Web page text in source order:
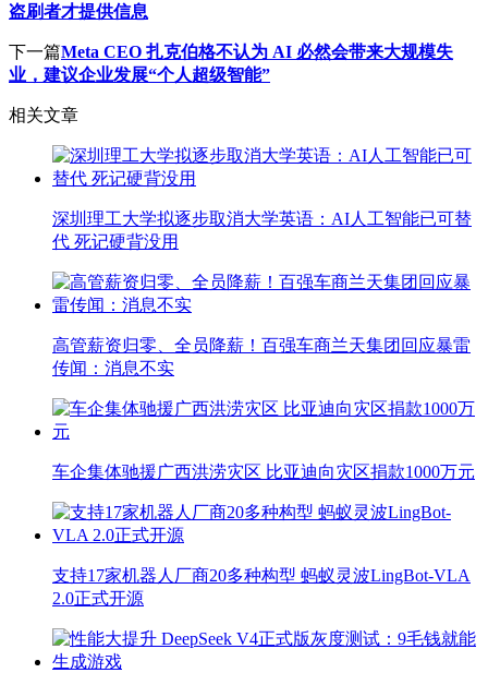
盗刷者才提供信息
下一篇Meta CEO 扎克伯格不认为 AI 必然会带来大规模失
业，建议企业发展“个人超级智能”
相关文章
深圳理工大学拟逐步取消大学英语：AI人工智能已可替
代 死记硬背没用
高管薪资归零、全员降薪！百强车商兰天集团回应暴雷
传闻：消息不实
车企集体驰援广西洪涝灾区 比亚迪向灾区捐款1000万元
支持17家机器人厂商20多种构型 蚂蚁灵波LingBot-VLA
2.0正式开源